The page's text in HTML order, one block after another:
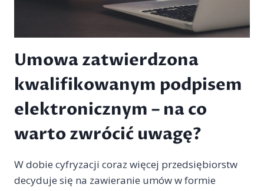
Umowa zatwierdzona
kwalifikowanym podpisem
elektronicznym – na co
warto zwrócić uwagę?
W dobie cyfryzacji coraz więcej przedsiębiorstw
decyduje się na zawieranie umów w formie